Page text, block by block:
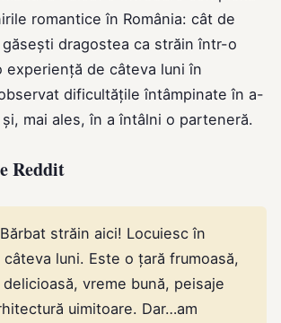
romantice în România: cât de
dragostea ca străin într-o
experiență de câteva luni în
dificultățile întâmpinate în a-
mai ales, în a întâlni o parteneră.
Reddit
străin aici! Locuiesc în
câteva luni. Este o țară frumoasă,
vreme bună, peisaje
uimitoare. Dar…am